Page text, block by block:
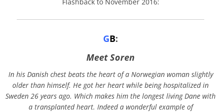
GB:
Meet Soren
In his Danish chest beats the heart of a Norwegian woman slightly
older than himself. He got her heart while being hospitalized in
Sweden 26 years ago. Which makes him the longest living Dane with
a transplanted heart. Indeed a wonderful example of